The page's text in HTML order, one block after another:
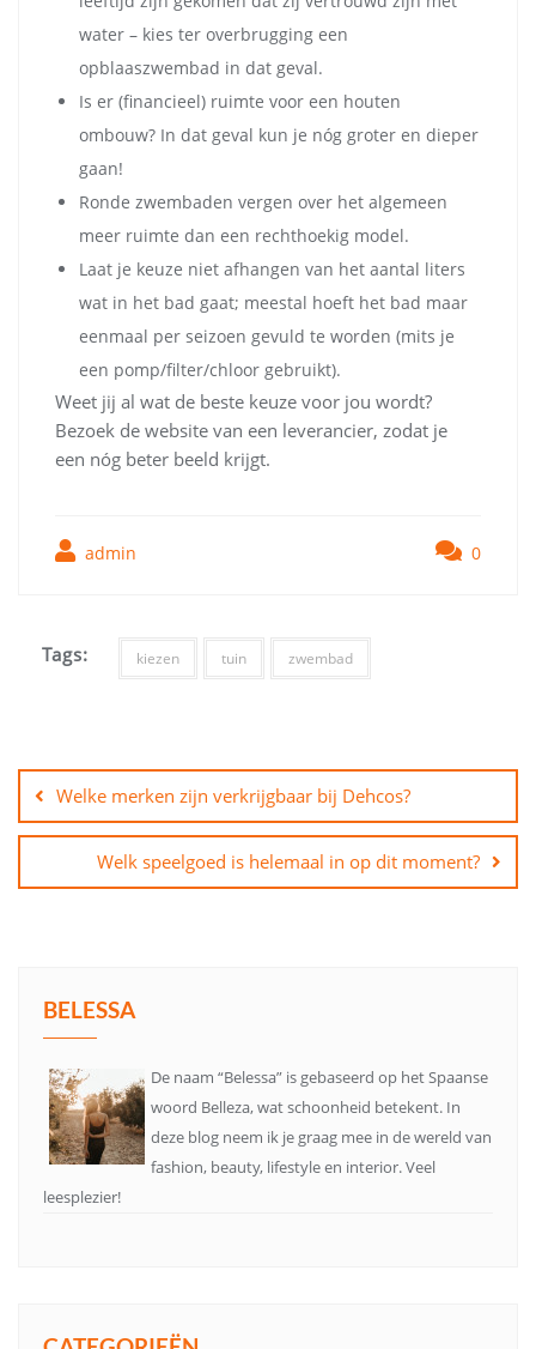
water – kies ter overbrugging een
opblaaszwembad in dat geval.
Is er (financieel) ruimte voor een houten
ombouw? In dat geval kun je nóg groter en dieper
gaan!
Ronde zwembaden vergen over het algemeen
meer ruimte dan een rechthoekig model.
Laat je keuze niet afhangen van het aantal liters
wat in het bad gaat; meestal hoeft het bad maar
eenmaal per seizoen gevuld te worden (mits je
een pomp/filter/chloor gebruikt).
Weet jij al wat de beste keuze voor jou wordt?
Bezoek de website van een leverancier, zodat je
een nóg beter beeld krijgt.
admin 0
Tags: kiezen tuin zwembad
navigatie
Welke merken zijn verkrijgbaar bij Dehcos?
Welk speelgoed is helemaal in op dit moment?
BELESSA
De naam “Belessa” is gebaseerd op het Spaanse
woord Belleza, wat schoonheid betekent. In
deze blog neem ik je graag mee in de wereld van
fashion, beauty, lifestyle en interior. Veel
leesplezier!